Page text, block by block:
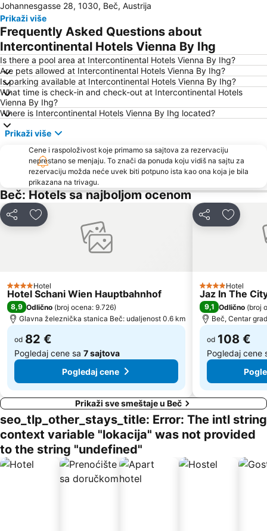
Wiener Stadthalle
Leopoldstadt
U-Bahnlinie U1
Meidling
Graben
Kaiserstraße
Penzing
Istorijski centar Beča
Hofburg
Wien Simmering
Ottakring
Tržni centar Shopping city Sud
Belvedere Palace
Lugner City
Simmering
Bahnhof Südtiroler Platz
Arsenal
Stadion Center
Albertina
Wiener U-Bahn
Wien Mitte - The Mall
Stephansdom
Silvesterpfad
Franz-Josefs-Bahnhof
Pfarre Maria Geburt am Rennweg
Železnička stanica Beč Meidling
Gerhard Hanappi Stadion
Josefsplatz
Johannesgasse 28, 1030, Beč, Austrija
Prikaži više
Frequently Asked Questions about
Intercontinental Hotels Vienna By Ihg
Is there a pool area at Intercontinental Hotels Vienna By Ihg?
Are pets allowed at Intercontinental Hotels Vienna By Ihg?
Is parking available at Intercontinental Hotels Vienna By Ihg?
What time is check-in and check-out at Intercontinental Hotels
Vienna By Ihg?
Where is Intercontinental Hotels Vienna By Ihg located?
Prikaži više
Cene i raspoloživost koje primamo sa sajtova za rezervaciju
neprestano se menjaju. To znači da ponuda koju vidiš na sajtu za
rezervaciju možda neće uvek biti potpuno ista kao ona koja je bila
prikazana na trivagu.
Beč: Hotels sa najboljom ocenom
Deli Dodati u favorite
4 Zvezdice
Hotel
Hotel Schani Wien Hauptbahnhof
8,9 Odlično (broj ocena: 9.726)
Glavna železnička stanica Beč: udaljenost 0.6 km
od 82 €
Pogledaj cene sa 7 sajtova
Pogledaj cene
Deli Dodati
4 Zvezdice
Hotel
Jaz In The
9,1 Odlično (broj
Beč, Centar
od 108 €
Pogledaj cene
Prikaži sve smeštaje u Beč
seo_tlp_other_stays_title: Error: The intl string
context variable "lokacija" was not provided
to the string "undefined"